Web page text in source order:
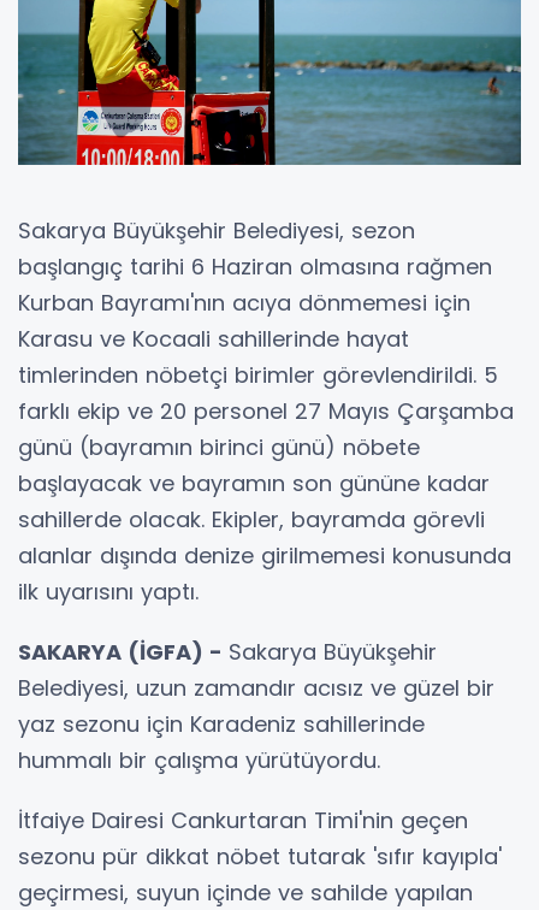
Sakarya Büyükşehir Belediyesi, sezon
başlangıç tarihi 6 Haziran olmasına rağmen
Kurban Bayramı'nın acıya dönmemesi için
Karasu ve Kocaali sahillerinde hayat
timlerinden nöbetçi birimler görevlendirildi. 5
farklı ekip ve 20 personel 27 Mayıs Çarşamba
günü (bayramın birinci günü) nöbete
başlayacak ve bayramın son gününe kadar
sahillerde olacak. Ekipler, bayramda görevli
alanlar dışında denize girilmemesi konusunda
ilk uyarısını yaptı.
SAKARYA (İGFA) - Sakarya Büyükşehir
Belediyesi, uzun zamandır acısız ve güzel bir
yaz sezonu için Karadeniz sahillerinde
hummalı bir çalışma yürütüyordu.
İtfaiye Dairesi Cankurtaran Timi'nin geçen
sezonu pür dikkat nöbet tutarak 'sıfır kayıpla'
geçirmesi, suyun içinde ve sahilde yapılan